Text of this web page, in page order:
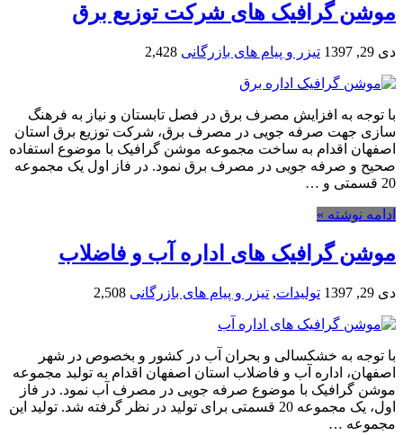
موشن گرافیک های شرکت توزیع برق
دی 29, 1397 تیزر و پیام های بازرگانی 2,428
با توجه به افزایش مصرف برق در فصل تابستان و نیاز به فرهنگ
سازی جهت صرفه جویی در مصرف برق، شرکت توزیع برق استان
اصفهان اقدام به ساخت مجموعه موشن گرافیک با موضوع استفاده
صحیح و صرفه جویی در مصرف برق نمود. در فاز اول یک مجموعه
20 قسمتی و …
ادامه نوشته »
موشن گرافیک های اداره آب و فاضلاب
دی 29, 1397 تولیدات, تیزر و پیام های بازرگانی 2,508
با توجه به خشکسالی و بحران آب در کشور و بخصوص در شهر
اصفهان، اداره آب و فاضلاب استان اصفهان اقدام به تولبد مجموعه
موشن گرافیک با موضوع صرفه جویی در مصرف آب نمود. در فاز
اول، یک مجموعه 20 قسمتی برای تولید در نظر گرفته شد. تولید این
مجموعه …